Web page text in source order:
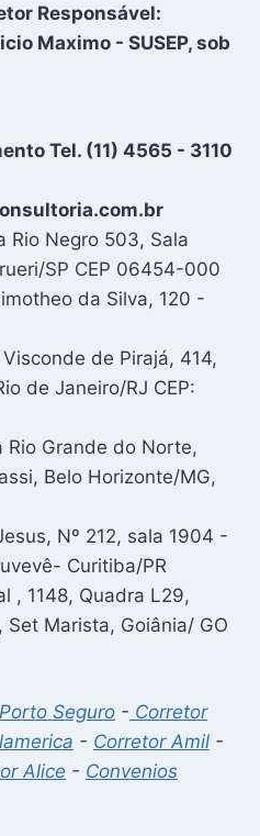
Responsável:
Maximo - SUSEP, sob
Tel. (11) 4565 - 3110
Rio Negro 503, Sala
SP CEP 06454-000
da Silva, 120 -
Visconde de Pirajá, 414,
de Janeiro/RJ CEP:
Rio Grande do Norte,
Belo Horizonte/MG,
Nº 212, sala 1904 -
Curitiba/PR
, 1148, Quadra L29,
Set Marista, Goiânia/ GO
Seguro - Corretor
- Corretor Amil -
Alice - Convenios